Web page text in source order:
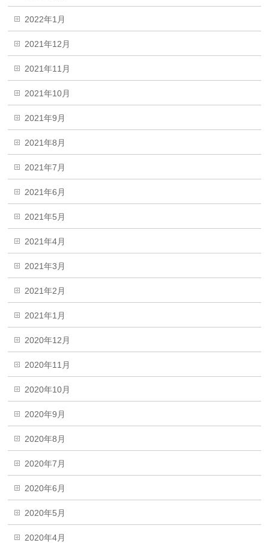
2022年1月
2021年12月
2021年11月
2021年10月
2021年9月
2021年8月
2021年7月
2021年6月
2021年5月
2021年4月
2021年3月
2021年2月
2021年1月
2020年12月
2020年11月
2020年10月
2020年9月
2020年8月
2020年7月
2020年6月
2020年5月
2020年4月